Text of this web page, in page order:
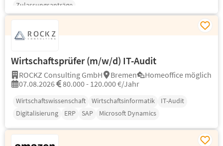
Zulassungsanträge
Wirtschaftsprüfer (m/w/d) IT-Audit
ROCKZ Consulting GmbH Bremen
Homeoffice möglich
07.08.2026
80.000 - 120.000 €/Jahr
Wirtschaftswissenschaft Wirtschaftsinformatik
IT-Audit
Digitalisierung
ERP SAP Microsoft Dynamics